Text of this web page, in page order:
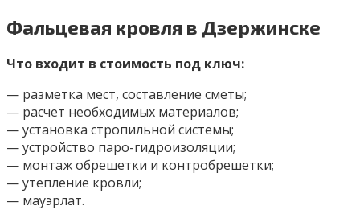
Фальцевая кровля в Дзержинске
Что входит в стоимость под ключ:
— разметка мест, составление сметы;
— расчет необходимых материалов;
— установка стропильной системы;
— устройство паро-гидроизоляции;
— монтаж обрешетки и контробрешетки;
— утепление кровли;
— мауэрлат.